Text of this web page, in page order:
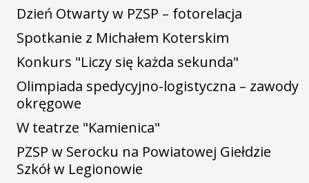
Dzień Otwarty w PZSP – fotorelacja
Spotkanie z Michałem Koterskim
Konkurs "Liczy się każda sekunda"
Olimpiada spedycyjno-logistyczna – zawody
okręgowe
W teatrze "Kamienica"
PZSP w Serocku na Powiatowej Giełdzie
Szkół w Legionowie